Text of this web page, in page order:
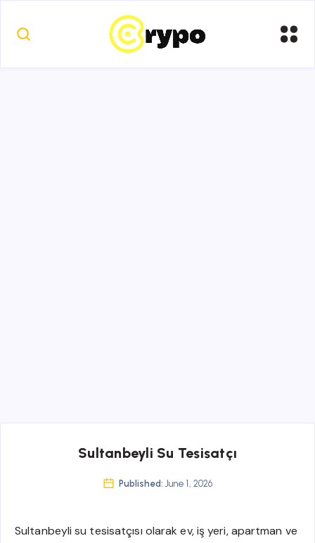
Sultanbeyli Su Tesisatçı
Published: June 1, 2026
Sultanbeyli su tesisatçısı olarak ev, iş yeri, apartman ve